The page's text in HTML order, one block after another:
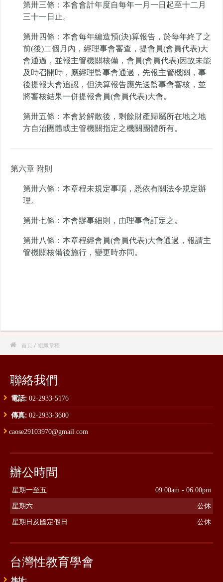
第卅三條：本會會計年度自每年一月一日起至十二月
三十一日止。
第卅四條：本會每年編造預(決)算報告，於每年終了之
前(後)二個月內，經理事會審查，提會員(會員代表)大
會通過，並報主管機關核備，會員(會員代表)因故未能
及時召開時，應經理監事會通過，先報主管機關，事
後提報大會追認，但決算報告應先送監事會審核，並
將審核結果一併提報會員(會員代表)大會。
第卅五條：本會於解散後，剩餘財產歸屬所在地之地
方自治團體或主管機關指定之機關團體所有。
第六章 附則
第卅六條：本章程未規定事項，悉依有關法令規定辦
理。
第卅七條：本會辦事細則，由理事會訂定之。
第卅八條：本章程經會員(會員代表)大會通過，報請主
管機關核備後施行，變更時亦同。
 首頁 / 組織章程
聯絡我們
電話: 02-2933-5176
傳真: 02-2933-3600
caose29103970@gmail.com
辦公時間
星期一至五 09:00am - 06:00pm
星期六 公休
星期日及國定假日 公休
台灣性教育學會
地址: